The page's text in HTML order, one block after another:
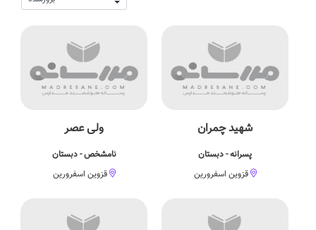
شهید چمران
پسرانه - دبستان
قزوین اسفرورین
ولی عصر
نامشخص - دبستان
قزوین اسفرورین